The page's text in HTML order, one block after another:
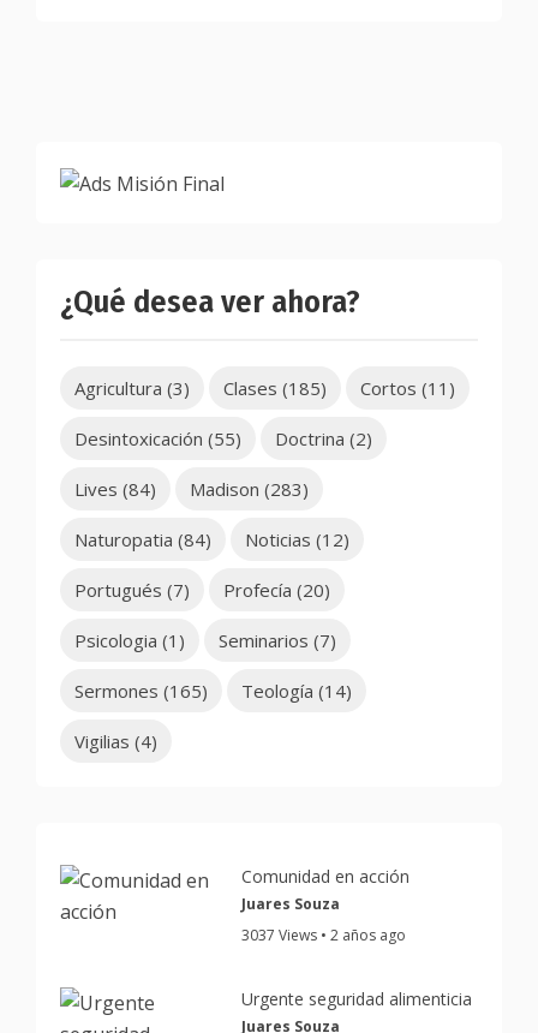
¿Qué desea ver ahora?
Agricultura (3) Clases (185) Cortos (11)
Desintoxicación (55) Doctrina (2)
Lives (84) Madison (283)
Naturopatia (84) Noticias (12)
Portugués (7) Profecía (20)
Psicologia (1) Seminarios (7)
Sermones (165) Teología (14)
Vigilias (4)
Comunidad en acción
Juares Souza
3037 Views • 2 años ago
Urgente seguridad alimenticia
Juares Souza